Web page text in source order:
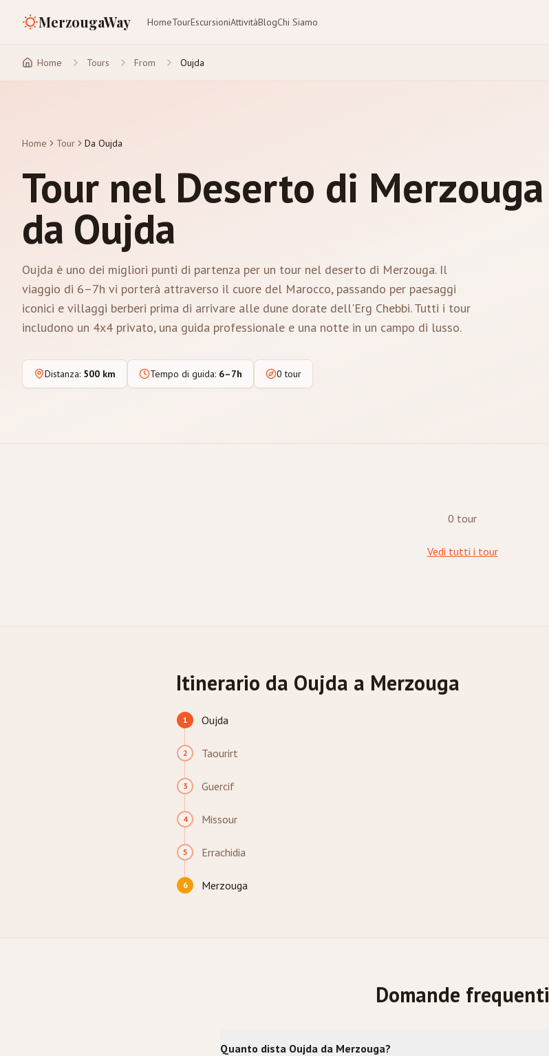
MerzougaWay HomeTourEscursioniAttivitàBlogChi Siamo
Home Tours From Oujda
Home Tour Da Oujda
Tour nel Deserto di Merzouga
da Oujda
Oujda è uno dei migliori punti di partenza per un tour nel deserto di Merzouga. Il
viaggio di 6–7h vi porterà attraverso il cuore del Marocco, passando per paesaggi
iconici e villaggi berberi prima di arrivare alle dune dorate dell'Erg Chebbi. Tutti i tour
includono un 4x4 privato, una guida professionale e una notte in un campo di lusso.
Distanza: 500 km Tempo di guida: 6–7h 0 tour
0 tour
Vedi tutti i tour
Itinerario da Oujda a Merzouga
1 Oujda
2 Taourirt
3 Guercif
4 Missour
5 Errachidia
6 Merzouga
Domande frequenti
Quanto dista Oujda da Merzouga?